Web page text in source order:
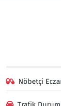
Nöbetçi